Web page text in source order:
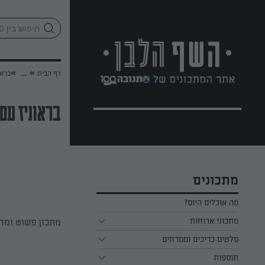
מתכונים
מה אוכלים היום?
מתכוני ארוחות
ארוחת בוקר
ארוחת צהריים
סלטים כריכים וממרחים
כל הסלטים כריכים וממרחים
תוספות
דף הבית »
...
»
בראוניז
מתכון פשוט